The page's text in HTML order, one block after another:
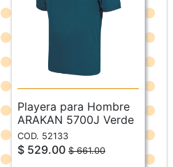
Playera para Hombre
ARAKAN 5700J Verde
COD. 52133
$ 529.00 $ 661.00